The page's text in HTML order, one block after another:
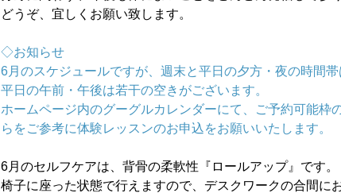
どうぞ、宜しくお願い致します。
◇お知らせ
6月のスケジュールですが、週末と平日の夕方・夜の時間帯
平日の午前・午後は若干の空きがございます。
ホームページ内のグーグルカレンダーにて、ご予約可能枠
らをご参考に体験レッスンのお申込をお願いいたします。
6月のセルフケアは、背骨の柔軟性『ロールアップ』です。
椅子に座った状態で行えますので、デスクワークの合間に